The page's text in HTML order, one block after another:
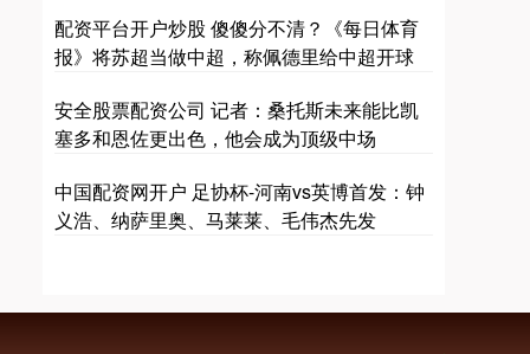
配资平台开户炒股 傻傻分不清？《每日体育
报》将苏超当做中超，称佩德里给中超开球
安全股票配资公司 记者：桑托斯未来能比凯
塞多和恩佐更出色，他会成为顶级中场
中国配资网开户 足协杯-河南vs英博首发：钟
义浩、纳萨里奥、马莱莱、毛伟杰先发